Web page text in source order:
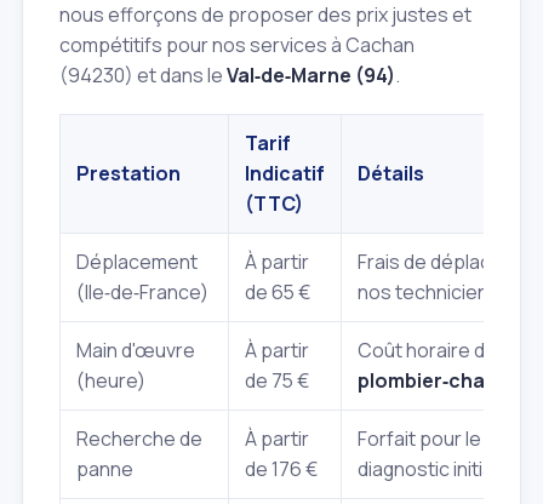
nous efforçons de proposer des prix justes et
compétitifs pour nos services à Cachan
(94230) et dans leVal‑de‑Marne (94).
Prestation
Tarif
Indicatif
(TTC)
Détails
Déplacement
(Ile‑de‑France)
À partir
de 65 €
Frais de
nos techniciens.
Main d'œuvre
(heure)
À partir
de 75 €
Coût horaire du
Recherche de
panne
À partir
de 176 €
Forfait pour le
diagnostic initial.